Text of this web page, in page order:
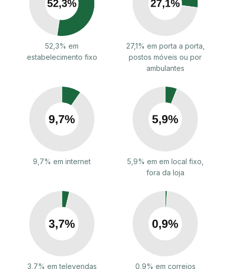
52,3% em
estabelecimento fixo
27,1% em porta a porta,
postos móveis ou por
ambulantes
9,7% em internet
5,9% em em local fixo,
fora da loja
3,7% em televendas 0,9% em correios